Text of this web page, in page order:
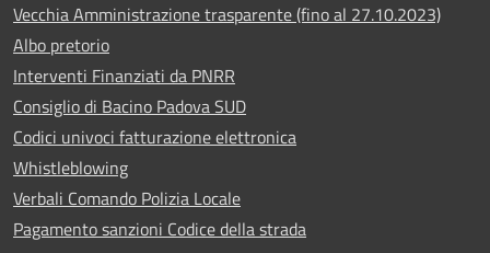
Vecchia Amministrazione trasparente (fino al 27.10.2023)
Albo pretorio
Interventi Finanziati da PNRR
Consiglio di Bacino Padova SUD
Codici univoci fatturazione elettronica
Whistleblowing
Verbali Comando Polizia Locale
Pagamento sanzioni Codice della strada